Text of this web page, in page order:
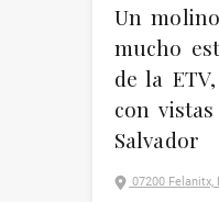
Un
mucho
de la
con
Salvador
07200 Felanitx,